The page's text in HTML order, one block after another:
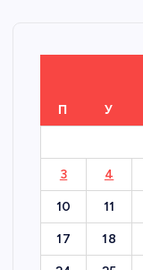
П У
3 4
10 11
17 18